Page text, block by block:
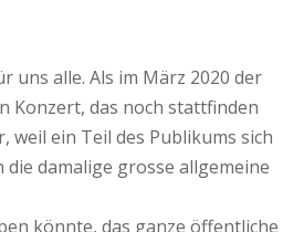
uns alle. Als im März 2020 der
Konzert, das noch stattfinden
weil ein Teil des Publikums sich
damalige grosse allgemeine
könnte, das ganze öffentliche